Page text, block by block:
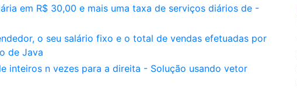
em R$ 30,00 e mais uma taxa de serviços diários de -
o seu salário fixo e o total de vendas efetuadas por
de Java
inteiros n vezes para a direita - Solução usando vetor